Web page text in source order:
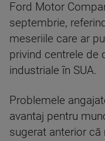
Ford Motor
septembrie,
meseriile care ar
privind centrele de
industriale în SUA.
Problemele
avantaj pentru
sugerat anterior că